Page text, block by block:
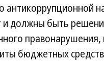
должны быть
правонарушения,
бюджетных